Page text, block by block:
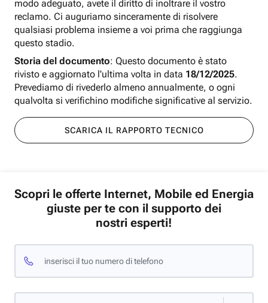
modo adeguato, avete il diritto di inoltrare il vostro
reclamo. Ci auguriamo sinceramente di risolvere
qualsiasi problema insieme a voi prima che raggiunga
questo stadio.
Storia del documento: Questo documento è stato
rivisto e aggiornato l'ultima volta in data 18/12/2025.
Prevediamo di rivederlo almeno annualmente, o ogni
qualvolta si verifichino modifiche significative al servizio.
SCARICA IL RAPPORTO TECNICO
Scopri le offerte Internet, Mobile ed Energia
giuste per te con il supporto dei
nostri esperti!
inserisci il tuo numero di telefono